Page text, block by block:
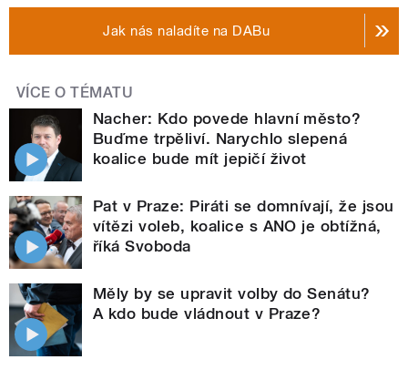
Jak nás naladíte na DABu
VÍCE O TÉMATU
Nacher: Kdo povede hlavní město?
Buďme trpěliví. Narychlo slepená
koalice bude mít jepičí život
Pat v Praze: Piráti se domnívají, že jsou
vítězi voleb, koalice s ANO je obtížná,
říká Svoboda
Měly by se upravit volby do Senátu?
A kdo bude vládnout v Praze?